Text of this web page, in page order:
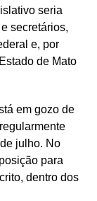
seria
secretários,
e, por
de Mato
em gozo de
julho. No
para
dentro dos